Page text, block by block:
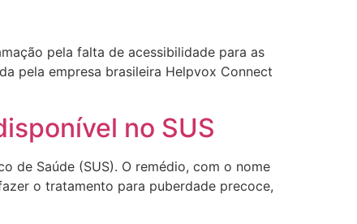
pela falta de acessibilidade para as
pela empresa brasileira Helpvox Connect
no SUS
de Saúde (SUS). O remédio, com o nome
o tratamento para puberdade precoce,